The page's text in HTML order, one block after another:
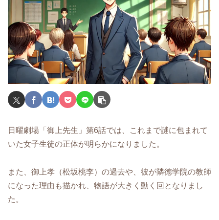
日曜劇場「御上先生」第6話では、これまで謎に包まれて
いた女子生徒の正体が明らかになりました。
また、御上孝（松坂桃李）の過去や、彼が隣徳学院の教師
になった理由も描かれ、物語が大きく動く回となりまし
た。